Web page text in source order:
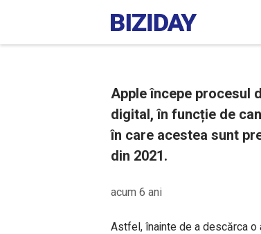
Apple începe procesul
digital, în funcție de
în care acestea sunt
din 2021.
acum 6 ani
Astfel, înainte de a descărca